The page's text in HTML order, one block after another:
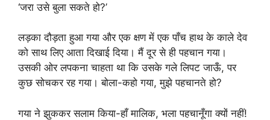
‘जरा उसे बुला सकते हो?’
लड़का दौड़ता हुआ गया और एक क्षण में एक पाँच हाथ के काले देव
को साथ लिए आता दिखाई दिया। मैं दूर से ही पहचान गया।
उसकी ओर लपकना चाहता था कि उसके गले लिपट जाऊँ, पर
कुछ सोचकर रह गया। बोला-कहो गया, मुझे पहचानते हो?
गया ने झुककर सलाम किया-हाँ मालिक, भला पहचानूँगा क्यों नहीं!